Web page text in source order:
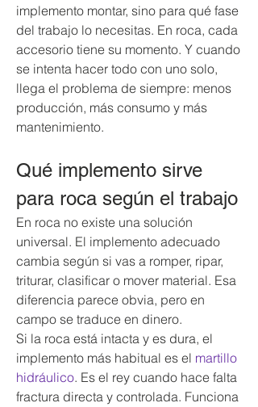
implemento montar, sino para qué fase
del trabajo lo necesitas. En roca, cada
accesorio tiene su momento. Y cuando
se intenta hacer todo con uno solo,
llega el problema de siempre: menos
producción, más consumo y más
mantenimiento.
Qué implemento sirve
para roca según el trabajo
En roca no existe una solución
universal. El implemento adecuado
cambia según si vas a romper, ripar,
triturar, clasificar o mover material. Esa
diferencia parece obvia, pero en
campo se traduce en dinero.
Si la roca está intacta y es dura, el
implemento más habitual es el martillo
hidráulico. Es el rey cuando hace falta
fractura directa y controlada. Funciona